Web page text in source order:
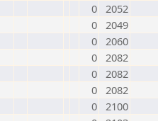
0 2052
0 2049
0 2060
0 2082
0 2082
0 2082
0 2100